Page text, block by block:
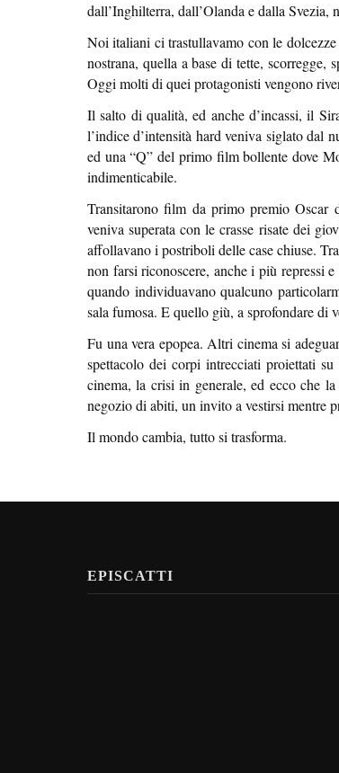
dall’Inghilterra, dall’Olanda e dalla Svezia,
Noi italiani ci trastullavamo con le
nostrana, quella a base di tette, scorregge,
Oggi molti di quei protagonisti vengono
Il salto di qualità, ed anche d’incassi, il
l’indice d’intensità hard veniva siglato dal
ed una “Q” del primo film bollente dove
indimenticabile.
Transitarono film da primo premio Oscar
veniva superata con le crasse risate dei
affollavano i postriboli delle case chiuse.
non farsi riconoscere, anche i più repressi
quando individuavano qualcuno
sala fumosa. E quello giù, a sprofondare di
Fu una vera epopea. Altri cinema si
spettacolo dei corpi intrecciati proiettati
cinema, la crisi in generale, ed ecco che
negozio di abiti, un invito a vestirsi mentre
Il mondo cambia, tutto si trasforma.
EPISCATTI